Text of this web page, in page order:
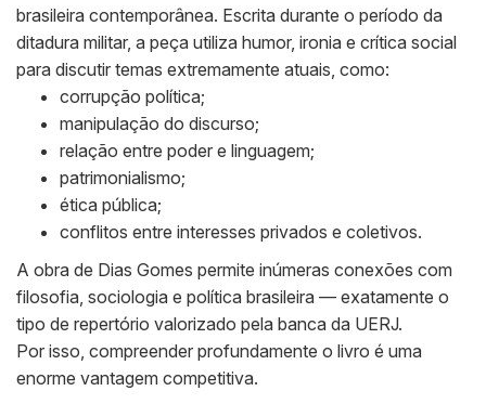
brasileira contemporânea. Escrita durante o período da
ditadura militar, a peça utiliza humor, ironia e crítica social
para discutir temas extremamente atuais, como:
corrupção política;
manipulação do discurso;
relação entre poder e linguagem;
patrimonialismo;
ética pública;
conflitos entre interesses privados e coletivos.
A obra de Dias Gomes permite inúmeras conexões com
filosofia, sociologia e política brasileira — exatamente o
tipo de repertório valorizado pela banca da UERJ.
Por isso, compreender profundamente o livro é uma
enorme vantagem competitiva.